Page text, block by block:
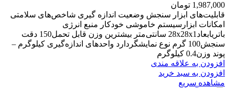
1,987,000 تومان
قابلیت‌های ابزار سنجش وضعیت اندازه گیری شاخص‌های سلامتی
امکانات ابزارسیستم خاموشی خودکار منبع انرژی
باتریابعاد28x28x1 سانتی‌متر بیشترین وزن قابل تحمل150 دقت
سنجش100 گرم نوع نمایشگردارد واحدهای اندازه‌گیری کیلوگرم –
پوند وزن0.4 کیلوگرم
افزودن به علاقه مندی
افزودن به سبد خرید
مشاهده سریع